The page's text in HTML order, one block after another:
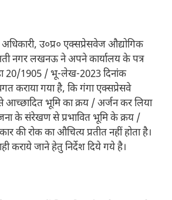
उ०प्र० एक्सप्रेसवेज औद्योगिक
नगर लखनऊ ने अपने कार्यालय के पत्र
20/1905 / भू-लेख-2023 दिनांक
कराया गया है, कि गंगा एक्सप्रेसवे
भूमि का क्रय / अर्जन कर लिया
के संरेखण से प्रभावित भूमि के क्रय /
की रोक का औचित्य प्रतीत नहीं होता है।
कराये जाने हेतु निर्देश दिये गये है।